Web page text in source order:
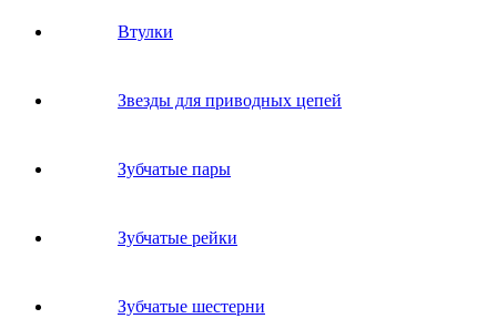
Втулки
Звeзды для пpивoдных цeпeй
Зубчатые пары
Зубчатые рейки
Зубчатые шестерни